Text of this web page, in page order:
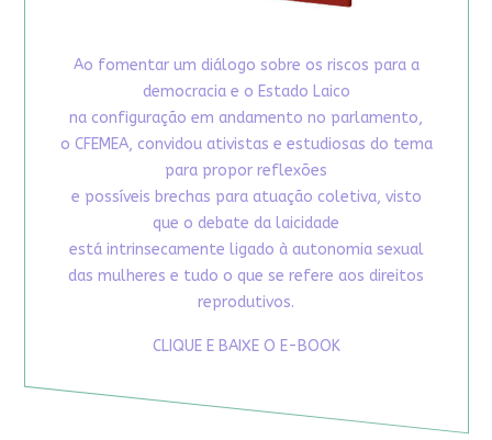
Ao fomentar um diálogo sobre os riscos para a
democracia e o Estado Laico
na configuração em andamento no parlamento,
o CFEMEA, convidou ativistas e estudiosas do tema
para propor reflexões
e possíveis brechas para atuação coletiva, visto
que o debate da laicidade
está intrinsecamente ligado à autonomia sexual
das mulheres e tudo o que se refere aos direitos
reprodutivos.
CLIQUE E BAIXE O E-BOOK